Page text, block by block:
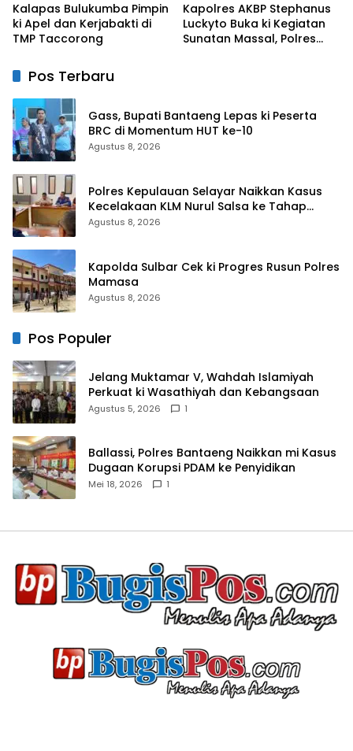
Kalapas Bulukumba Pimpin
ki Apel dan Kerjabakti di
TMP Taccorong
Kapolres AKBP Stephanus
Luckyto Buka ki Kegiatan
Sunatan Massal, Polres
Pos Terbaru
Gass, Bupati Bantaeng Lepas ki Peserta
BRC di Momentum HUT ke-10
Agustus 8, 2026
Polres Kepulauan Selayar Naikkan Kasus
Kecelakaan KLM Nurul Salsa ke Tahap
Penyidikan
Agustus 8, 2026
Kapolda Sulbar Cek ki Progres Rusun Polres
Mamasa
Agustus 8, 2026
Pos Populer
Jelang Muktamar V, Wahdah Islamiyah
Perkuat ki Wasathiyah dan Kebangsaan
Agustus 5, 2026 1
Ballassi, Polres Bantaeng Naikkan mi Kasus
Dugaan Korupsi PDAM ke Penyidikan
Mei 18, 2026 1